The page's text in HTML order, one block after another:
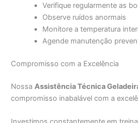
Verifique regularmente as
Observe ruídos anormais
Monitore a temperatura
Agende manutenção
Compromisso com a Excelência
NossaAssistência Técnica
compromisso inabalável com a